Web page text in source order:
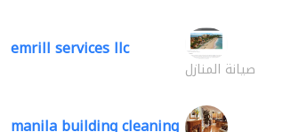
emrill services llc
صيانة المنازل
manila building cleaning